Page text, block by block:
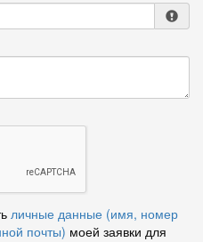
личные данные (имя, номер
почты) моей заявки для